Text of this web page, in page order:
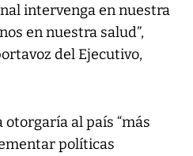
intervenga en nuestra
en nuestra salud”,
del Ejecutivo,
otorgaría al país “más
políticas